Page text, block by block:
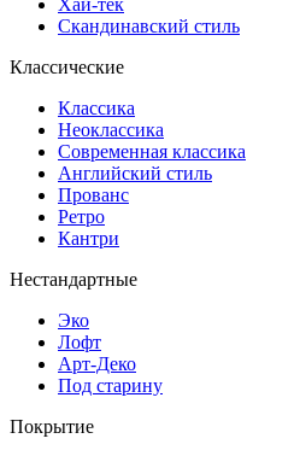
Хай-тек
Скандинавский стиль
Классические
Классика
Неоклассика
Современная классика
Английский стиль
Прованс
Ретро
Кантри
Нестандартные
Эко
Лофт
Арт-Деко
Под старину
Покрытие